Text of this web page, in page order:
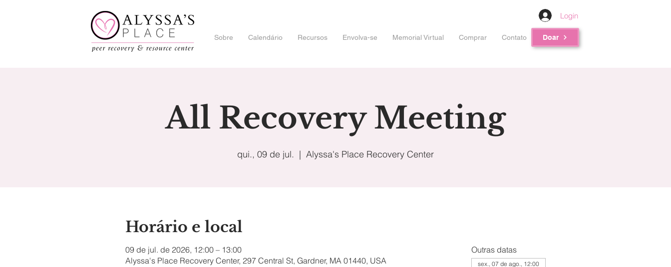
Login
Sobre Calendário Recursos Envolva-se Memorial Virtual Comprar Contato Doar
All Recovery Meeting
qui., 09 de jul.
  |
Alyssa's Place Recovery Center
Horário e local
09 de jul. de 2026, 12:00 – 13:00
Alyssa's Place Recovery Center, 297 Central St, Gardner, MA 01440, USA
Outras datas
sex., 07 de ago., 12:00